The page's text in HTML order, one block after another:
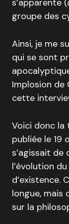
s’apparente
groupe des
Ainsi, je me
qui se sont
Implosion de
cette
Voici donc la
publiée le 19
s’agissait
l’évolution
d’existence.
longue, mais
sur la